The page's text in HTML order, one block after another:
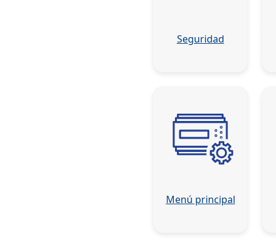
Seguridad
Menú principal